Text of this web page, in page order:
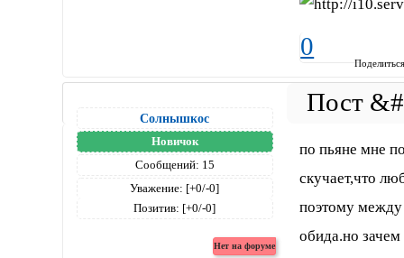
0
Солнышкос
Новичок
Сообщений: 15
Уважение: [+0/-0]
Позитив: [+0/-0]
по пьяне мне
скучает,что
поэтому между
обида.но